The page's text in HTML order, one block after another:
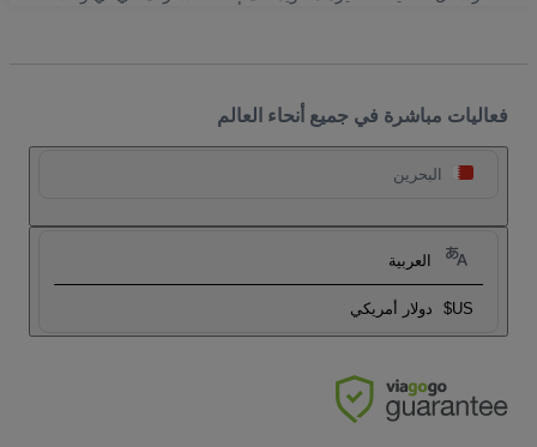
فعاليات مباشرة في جميع أنحاء العالم
البحرين
العربية
US$ دولار أمريكي